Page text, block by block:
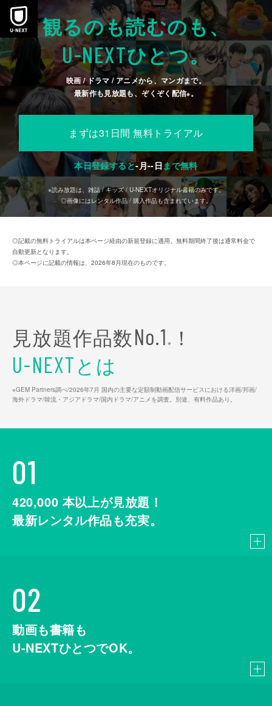
本文へスキップ
観るのも読むのも、
U-NEXTひとつ。
映画 / ドラマ / アニメから、マンガまで。
最新作も見放題も、ぞくぞく配信※。
まずは31日間 無料トライアル
本日登録すると-月--日まで無料
※読み放題は、雑誌 / キッズ / U-NEXTオリジナル書籍のみです。
◎画像にはレンタル作品 / 購入作品も含まれています。
◎記載の無料トライアルは本ページ経由の新規登録に適用。無料期間終了後は通常料金で
自動更新となります。
◎本ページに記載の情報は、2026年8月現在のものです。
見放題作品数No.1 ※ ！
U-NEXTとは
※GEM Partners調べ/2026年7⽉ 国内の主要な定額制動画配信サービスにおける洋画/邦画/
海外ドラマ/韓流・アジアドラマ/国内ドラマ/アニメを調査。別途、有料作品あり。
01
420,000 本以上が見放題！
最新レンタル作品も充実。
02
動画も書籍も
U-NEXTひとつでOK。